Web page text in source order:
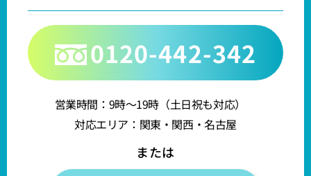
0120-442-342
営業時間：9時～19時（土日祝も対応）
対応エリア：関東・関西・名古屋